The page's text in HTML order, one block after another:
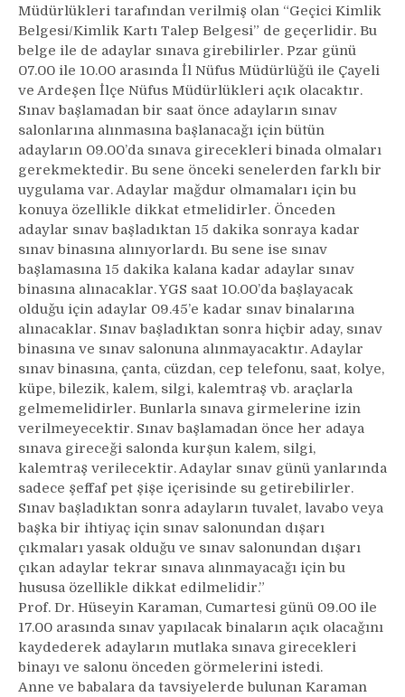
Müdürlükleri tarafından verilmiş olan “Geçici Kimlik
Belgesi/Kimlik Kartı Talep Belgesi” de geçerlidir. Bu
belge ile de adaylar sınava girebilirler. Pzar günü
07.00 ile 10.00 arasında İl Nüfus Müdürlüğü ile Çayeli
ve Ardeşen İlçe Nüfus Müdürlükleri açık olacaktır.
Sınav başlamadan bir saat önce adayların sınav
salonlarına alınmasına başlanacağı için bütün
adayların 09.00’da sınava girecekleri binada olmaları
gerekmektedir. Bu sene önceki senelerden farklı bir
uygulama var. Adaylar mağdur olmamaları için bu
konuya özellikle dikkat etmelidirler. Önceden
adaylar sınav başladıktan 15 dakika sonraya kadar
sınav binasına alınıyorlardı. Bu sene ise sınav
başlamasına 15 dakika kalana kadar adaylar sınav
binasına alınacaklar. YGS saat 10.00’da başlayacak
olduğu için adaylar 09.45’e kadar sınav binalarına
alınacaklar. Sınav başladıktan sonra hiçbir aday, sınav
binasına ve sınav salonuna alınmayacaktır. Adaylar
sınav binasına, çanta, cüzdan, cep telefonu, saat, kolye,
küpe, bilezik, kalem, silgi, kalemtraş vb. araçlarla
gelmemelidirler. Bunlarla sınava girmelerine izin
verilmeyecektir. Sınav başlamadan önce her adaya
sınava gireceği salonda kurşun kalem, silgi,
kalemtraş verilecektir. Adaylar sınav günü yanlarında
sadece şeffaf pet şişe içerisinde su getirebilirler.
Sınav başladıktan sonra adayların tuvalet, lavabo veya
başka bir ihtiyaç için sınav salonundan dışarı
çıkmaları yasak olduğu ve sınav salonundan dışarı
çıkan adaylar tekrar sınava alınmayacağı için bu
hususa özellikle dikkat edilmelidir.”
Prof. Dr. Hüseyin Karaman, Cumartesi günü 09.00 ile
17.00 arasında sınav yapılacak binaların açık olacağını
kaydederek adayların mutlaka sınava girecekleri
binayı ve salonu önceden görmelerini istedi.
Anne ve babalara da tavsiyelerde bulunan Karaman